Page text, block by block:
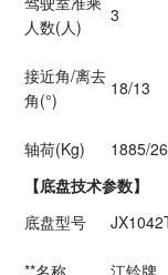
人数(人)
3
接近角/离去
角(°)
18/13
轴荷(Kg) 1885/
【底盘技术参数】
底盘型号